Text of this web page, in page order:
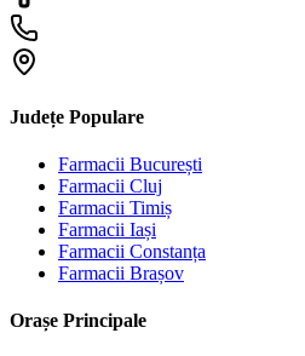
Județe Populare
Farmacii București
Farmacii Cluj
Farmacii Timiș
Farmacii Iași
Farmacii Constanța
Farmacii Brașov
Orașe Principale